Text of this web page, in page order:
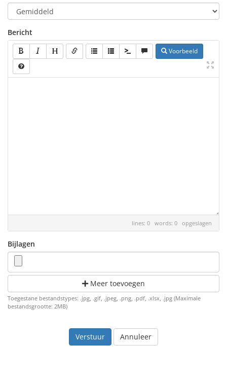
Bericht
Voorbeeld
lines: 0 words: 0 opgeslagen
Bijlagen
Meer toevoegen
Toegestane bestandstypes: .jpg, .gif, .jpeg, .png, .pdf, .xlsx, .jpg (Maximale
bestandsgrootte: 2MB)
Annuleer